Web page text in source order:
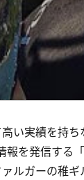
い実績を持
を発信する
ルガーの稚